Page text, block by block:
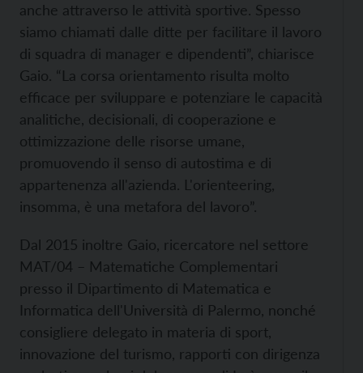
anche attraverso le attività sportive. Spesso
siamo chiamati dalle ditte per facilitare il lavoro
di squadra di manager e dipendenti”, chiarisce
Gaio. “La corsa orientamento risulta molto
efficace per sviluppare e potenziare le capacità
analitiche, decisionali, di cooperazione e
ottimizzazione delle risorse umane,
promuovendo il senso di autostima e di
appartenenza all'azienda. L'orienteering,
insomma, è una metafora del lavoro”.
Dal 2015 inoltre Gaio, ricercatore nel settore
MAT/04 – Matematiche Complementari
presso il Dipartimento di Matematica e
Informatica dell'Università di Palermo, nonché
consigliere delegato in materia di sport,
innovazione del turismo, rapporti con dirigenza